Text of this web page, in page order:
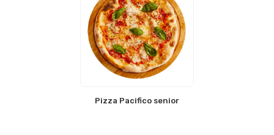
Pizza Pacifico senior